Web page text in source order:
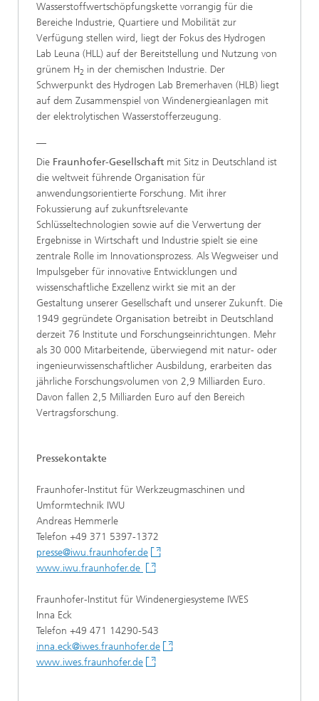
Wasserstoffwertschöpfungskette vorrangig für die
Bereiche Industrie, Quartiere und Mobilität zur
Verfügung stellen wird, liegt der Fokus des Hydrogen
Lab Leuna (HLL) auf der Bereitstellung und Nutzung von
grünem H2 in der chemischen Industrie. Der
Schwerpunkt des Hydrogen Lab Bremerhaven (HLB) liegt
auf dem Zusammenspiel von Windenergieanlagen mit
der elektrolytischen Wasserstofferzeugung.
Die Fraunhofer-Gesellschaft mit Sitz in Deutschland ist
die weltweit führende Organisation für
anwendungsorientierte Forschung. Mit ihrer
Fokussierung auf zukunftsrelevante
Schlüsseltechnologien sowie auf die Verwertung der
Ergebnisse in Wirtschaft und Industrie spielt sie eine
zentrale Rolle im Innovationsprozess. Als Wegweiser und
Impulsgeber für innovative Entwicklungen und
wissenschaftliche Exzellenz wirkt sie mit an der
Gestaltung unserer Gesellschaft und unserer Zukunft. Die
1949 gegründete Organisation betreibt in Deutschland
derzeit 76 Institute und Forschungseinrichtungen. Mehr
als 30 000 Mitarbeitende, überwiegend mit natur- oder
ingenieurwissenschaftlicher Ausbildung, erarbeiten das
jährliche Forschungsvolumen von 2,9 Milliarden Euro.
Davon fallen 2,5 Milliarden Euro auf den Bereich
Vertragsforschung.
Pressekontakte
Fraunhofer-Institut für Werkzeugmaschinen und
Umformtechnik IWU
Andreas Hemmerle
Telefon +49 371 5397-1372
presse@iwu.fraunhofer.de
www.iwu.fraunhofer.de
Fraunhofer-Institut für Windenergiesysteme IWES
Inna Eck
Telefon +49 471 14290-543
inna.eck@iwes.fraunhofer.de
www.iwes.fraunhofer.de